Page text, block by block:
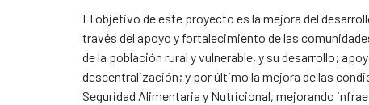
El objetivo de este proyecto es la mejora del
través del apoyo y fortalecimiento de las
de la población rural y vulnerable, y su desarrollo;
descentralización; y por último la mejora de las
Seguridad Alimentaria y Nutricional, mejorando